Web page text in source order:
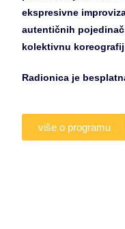
ekspresivne
autentičnih
kolektivnu
Radionica je
više o programu